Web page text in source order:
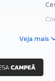
Veja mais